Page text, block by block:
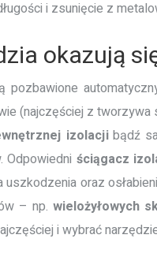
i zsunięcie z
okazują
pozbawione
(najczęściej z
izolacjibądź
Odpowiedni ściągacz
oraz
– np. wielożyłowych
i wybrać